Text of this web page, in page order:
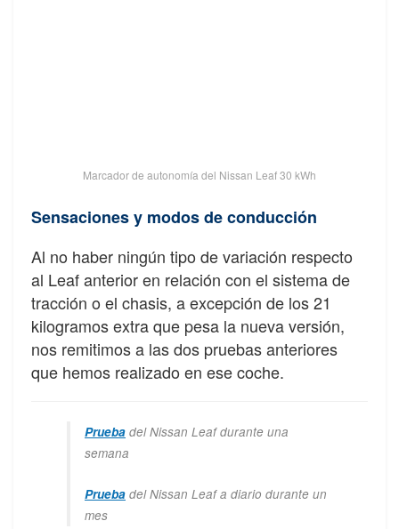
Marcador de autonomía del Nissan Leaf 30 kWh
Sensaciones y modos de conducción
Al no haber ningún tipo de variación respecto
al Leaf anterior en relación con el sistema de
tracción o el chasis, a excepción de los 21
kilogramos extra que pesa la nueva versión,
nos remitimos a las dos pruebas anteriores
que hemos realizado en ese coche.
Prueba del Nissan Leaf durante una
semana
Prueba del Nissan Leaf a diario durante un
mes